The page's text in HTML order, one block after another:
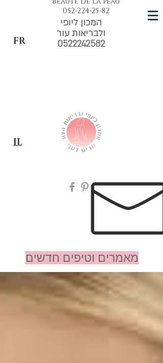
FR
המכון ליופי
ולבריאות עור
0522242582
052-224-25-82
IL
מאמרים וטיפים חדשים